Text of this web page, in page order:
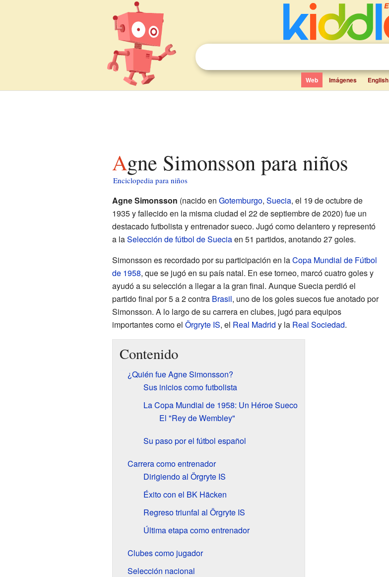
Web Imágenes English
Agne Simonsson para niños
Enciclopedia para niños
Agne Simonsson (nacido en Gotemburgo, Suecia, el 19 de octubre de
1935 y fallecido en la misma ciudad el 22 de septiembre de 2020) fue un
destacado futbolista y entrenador sueco. Jugó como delantero y representó
a laSelección de fútbol de Sueciaen 51 partidos, anotando 27 goles.
Simonsson es recordado por su participación en laCopa Mundial de Fútbol
de 1958, que se jugó en su país natal. En ese torneo, marcó cuatro goles y
ayudó a su selección a llegar a la gran final. Aunque Suecia perdió el
partido final por 5 a 2 contra Brasil, uno de los goles suecos fue anotado por
Simonsson. A lo largo de su carrera en clubes, jugó para equipos
importantes como el Örgryte IS, el Real Madrid y la Real Sociedad.
Contenido
¿Quién fue Agne Simonsson?
Sus inicios como futbolista
La Copa Mundial de 1958: Un Héroe Sueco
El "Rey de Wembley"
Su paso por el fútbol español
Carrera como entrenador
Dirigiendo al Örgryte IS
Éxito con el BK Häcken
Regreso triunfal al Örgryte IS
Última etapa como entrenador
Clubes como jugador
Selección nacional